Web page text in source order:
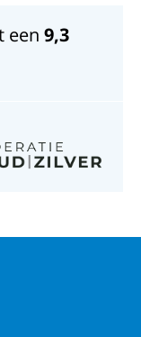
een 9,3